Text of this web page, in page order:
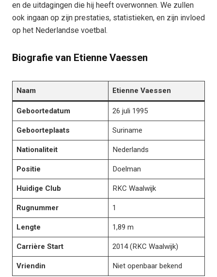
en de uitdagingen die hij heeft overwonnen. We zullen
ook ingaan op zijn prestaties, statistieken, en zijn invloed
op het Nederlandse voetbal.
Biografie van Etienne Vaessen
Naam Etienne Vaessen
Geboortedatum 26 juli 1995
Geboorteplaats Suriname
Nationaliteit Nederlands
Positie Doelman
Huidige Club RKC Waalwijk
Rugnummer 1
Lengte 1,89 m
Carrière Start 2014 (RKC Waalwijk)
Vriendin Niet openbaar bekend